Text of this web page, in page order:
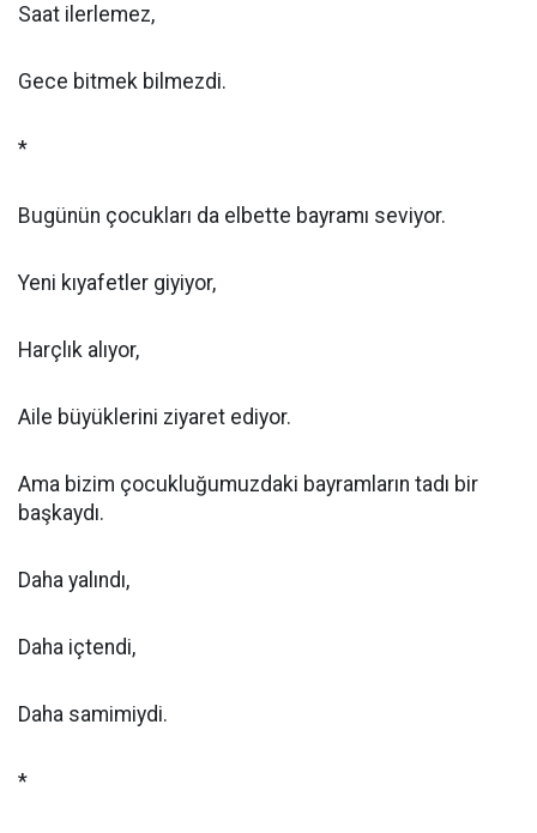
Saat ilerlemez,
Gece bitmek bilmezdi.
*
Bugünün çocukları da elbette bayramı seviyor.
Yeni kıyafetler giyiyor,
Harçlık alıyor,
Aile büyüklerini ziyaret ediyor.
Ama bizim çocukluğumuzdaki bayramların tadı bir
başkaydı.
Daha yalındı,
Daha içtendi,
Daha samimiydi.
*